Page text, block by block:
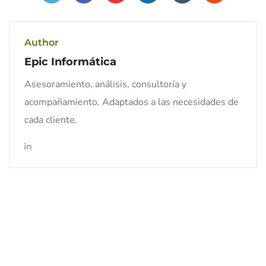
Author
Epic Informática
Asesoramiento, análisis, consultoría y
acompañamiento. Adaptados a las necesidades de
cada cliente.